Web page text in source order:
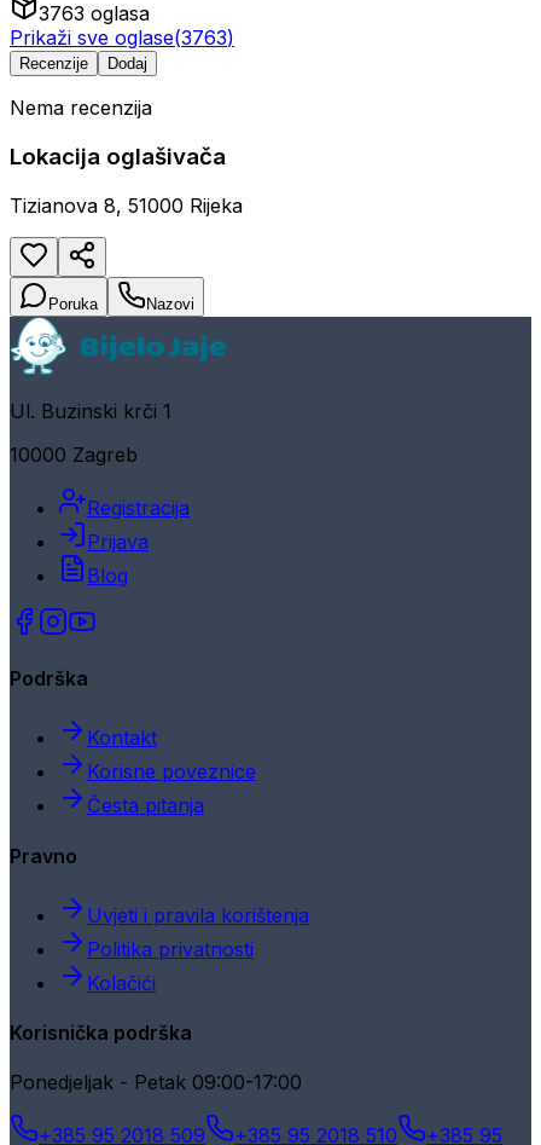
3763 oglasa
Prikaži sve oglase(3763)
Recenzije Dodaj
Nema recenzija
Lokacija oglašivača
Tizianova 8, 51000 Rijeka
Poruka Nazovi
Ul. Buzinski krči 1
10000 Zagreb
Registracija
Prijava
Blog
Podrška
Kontakt
Korisne poveznice
Česta pitanja
Pravno
Uvjeti i pravila korištenja
Politika privatnosti
Kolačići
Korisnička podrška
Ponedjeljak - Petak 09:00-17:00
+385 95 2018 509 +385 95 2018 510 +385 95